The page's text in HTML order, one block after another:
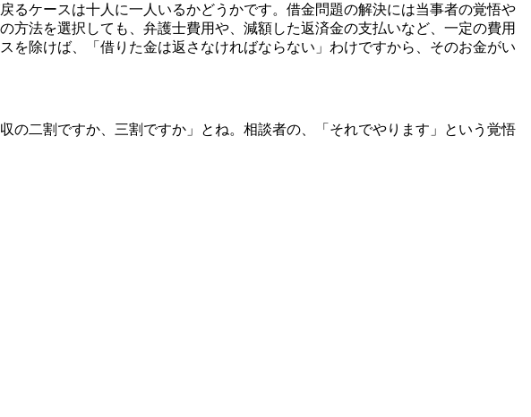
るケースは十人に一人いるかどうかです。借金問題の解決には当事者の覚悟や
法を選択しても、弁護士費用や、減額した返済金の支払いなど、一定の費用
除けば、「借りた金は返さなければならない」わけですから、そのお金がい
二割ですか、三割ですか」とね。相談者の、「それでやります」という覚悟